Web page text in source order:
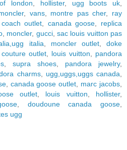
london hollister, ugg boots uk
, vans, montre pas cher, ray
coach outlet canada goose
replica
, moncler, gucci, sac louis vuitton pas
italia moncler outlet,doke
couture outlet louis vuitton
pandora
supra shoes pandora jewelry,
charms, ugg,uggs,uggs canada
, canada goose outlet marc jacobs
outlet louis vuitton hollister,
doudoune canada goose
ugg